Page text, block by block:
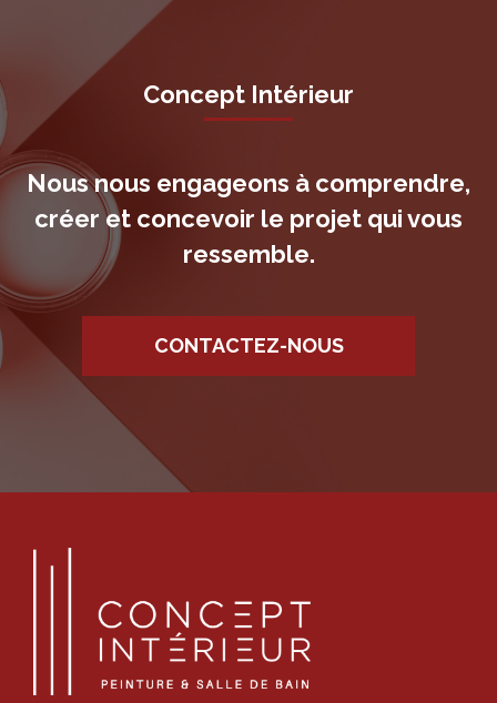
Concept Intérieur
Nous nous engageons à comprendre,
créer et concevoir le projet qui vous
ressemble.
CONTACTEZ-NOUS